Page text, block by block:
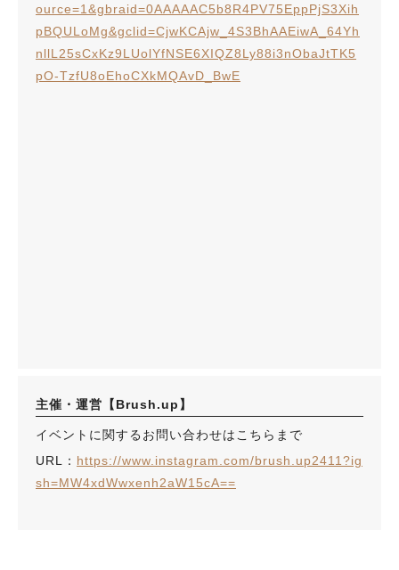
ource=1&gbraid=0AAAAAC5b8R4PV75EppPjS3Xih
pBQULoMg&gclid=CjwKCAjw_4S3BhAAEiwA_64Yh
nllL25sCxKz9LUolYfNSE6XIQZ8Ly88i3nObaJtTK5
pO-TzfU8oEhoCXkMQAvD_BwE
主催・運営【Brush.up】
イベントに関するお問い合わせはこちらまで
URL： https://www.instagram.com/brush.up2411?ig
sh=MW4xdWwxenh2aW15cA==